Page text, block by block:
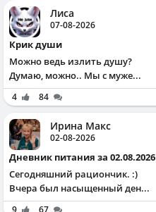
Лиса
07-08-2026
Крик души
Можно ведь излить душу?
Думаю, можно.. Мы с муже...
4 84
Ирина Макс
02-08-2026
Дневник питания за 02.08.2026
Сегодняшний рациончик. :)
Вчера был насыщенный ден...
9 67